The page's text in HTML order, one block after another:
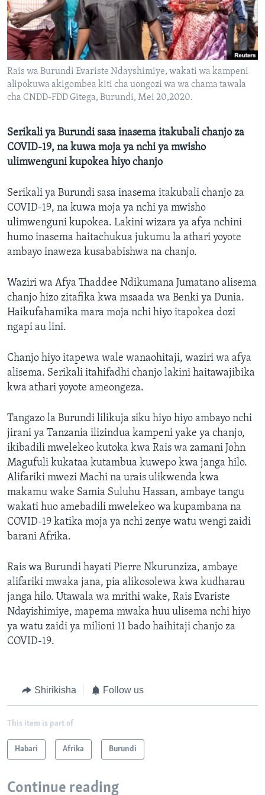
Rais wa Burundi Evariste Ndayshimiye, wakati wa kampeni
alipokuwa akigombea kiti cha uongozi wa wa chama tawala
cha CNDD-FDD Gitega, Burundi, Mei 20,2020.
Serikali ya Burundi sasa inasema itakubali chanjo za
COVID-19, na kuwa moja ya nchi ya mwisho
ulimwenguni kupokea hiyo chanjo
Serikali ya Burundi sasa inasema itakubali chanjo za
COVID-19, na kuwa moja ya nchi ya mwisho
ulimwenguni kupokea. Lakini wizara ya afya nchini
humo inasema haitachukua jukumu la athari yoyote
ambayo inaweza kusababishwa na chanjo.
Waziri wa Afya Thaddee Ndikumana Jumatano alisema
chanjo hizo zitafika kwa msaada wa Benki ya Dunia.
Haikufahamika mara moja nchi hiyo itapokea dozi
ngapi au lini.
Chanjo hiyo itapewa wale wanaohitaji, waziri wa afya
alisema. Serikali itahifadhi chanjo lakini haitawajibika
kwa athari yoyote ameongeza.
Tangazo la Burundi lilikuja siku hiyo hiyo ambayo nchi
jirani ya Tanzania ilizindua kampeni yake ya chanjo,
ikibadili mwelekeo kutoka kwa Rais wa zamani John
Magufuli kukataa kutambua kuwepo kwa janga hilo.
Alifariki mwezi Machi na urais ulikwenda kwa
makamu wake Samia Suluhu Hassan, ambaye tangu
wakati huo amebadili mwelekeo wa kupambana na
COVID-19 katika moja ya nchi zenye watu wengi zaidi
barani Afrika.
Rais wa Burundi hayati Pierre Nkurunziza, ambaye
alifariki mwaka jana, pia alikosolewa kwa kudharau
janga hilo. Utawala wa mrithi wake, Rais Evariste
Ndayishimiye, mapema mwaka huu ulisema nchi hiyo
ya watu zaidi ya milioni 11 bado haihitaji chanjo za
COVID-19.
Shirikisha Follow us
This item is part of
Habari Afrika Burundi
Continue reading